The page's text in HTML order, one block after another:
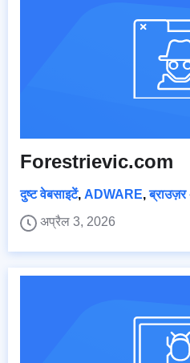
Forestrievic.com
दुष्ट वेबसाइटें, ADWARE,ब्राउज़र
अप्रैल 3, 2026